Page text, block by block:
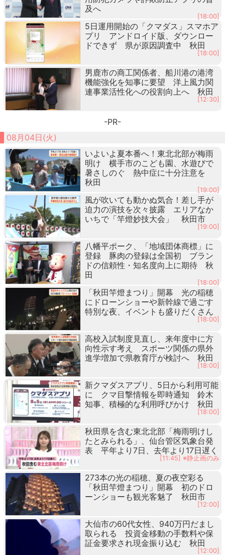
及へ
[18:00]
5日運用開始の「クマダス」スマホア
プリ アンドロイド版、ダウンロー
ドできず 県が原因調査中 秋田
[18:00]
男鹿市の商工関係者、船川港の港湾
機能強化を知事に要望 洋上風力関
連事業活性化への役割向上へ 秋田
[12:30]
-PR-
08月04日(火)
いよいよ夏本番へ！東北北部が梅雨
明け 横手市のこども園、水遊びで
暑さしのぐ 熱中症に十分注意を
秋田
[19:00]
風が吹いても動かぬ気合！差し手が
迫力の演技を次々披露 エリアなか
いちで「竿燈妙技大会」 秋田市
[19:00]
八幡平ポーク、「地域団体商標」に
登録 豚肉の登録は全国初 ブラン
ドの信頼性・知名度向上に期待 秋
田
[18:00]
「秋田竿燈まつり」開幕 光の稲穂
にドローンショーや新幹線で過ごす
特別な夜、イベントも盛りだくさん
[18:00]
高校入試制度見直し、来年度中に方
向性示す考え スポーツ関係の県外
進学増加で県教育庁が検討へ 秋田
[18:00]
新クマダスアプリ、5日から利用可能
に クマ目撃情報を即時通知 鈴木
知事、積極的な利用呼びかけ 秋田
[18:00]
秋田県を含む東北北部「梅雨明けし
たとみられる」、仙台管区気象台発
表 平年より7日、去年より17日遅く
[11:45] ※静止画のみ
273本の光の稲穂、夏の夜空彩る
「秋田竿燈まつり」開幕 初のドロ
ーンショーも観光客魅了 秋田市
[12:00]
大仙市の60代女性、940万円だまし
取られる 投資金移動の手数料や保
証金要求され現金振り込む 秋田
[12:00]